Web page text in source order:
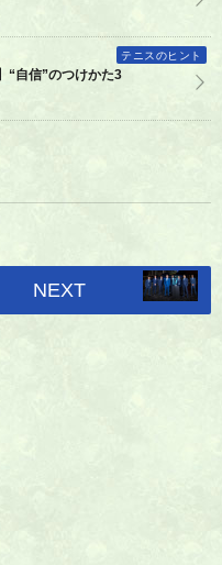
テニスのヒント
“自信”のつけかた3
NEXT